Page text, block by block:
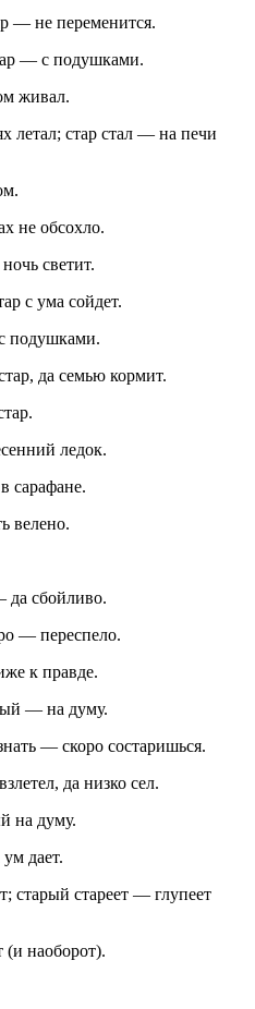
— не переменится.
— с подушками.
живал.
стар стал — на печи
не обсохло.
светит.
с ума сойдет.
подушками.
да семью кормит.
ледок.
сарафане.
велено.
сбойливо.
— переспело.
к правде.
— на думу.
— скоро состаришься.
да низко сел.
на думу.
дает.
старый стареет — глупеет
(и наоборот).